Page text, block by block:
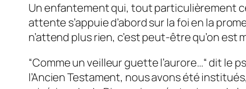
Un enfantement qui, tout particulièrement
attente s’appuie d’abord sur la foi en la
n’attend plus rien, c’est peut-être qu’on est
“Comme un veilleur guette l’aurore…“ dit le
l’Ancien Testament, nous avons été